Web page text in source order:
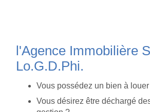
l'Agence Immobilière
Lo.G.D.Phi.
Vous possédez un bien à
Vous désirez être déchargé